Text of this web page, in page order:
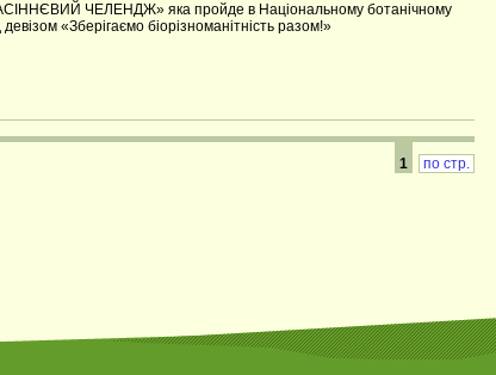
ЧЕЛЕНДЖ» яка пройде в Національному ботанічному
«Зберігаємо біорізноманітність разом!»
1 по стр.